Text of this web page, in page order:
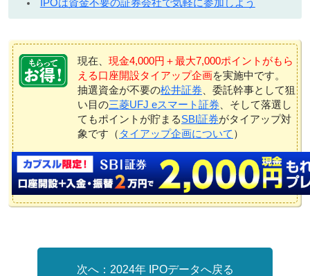
IPOは資金不要の証券会社で気軽に参加しよう
現在、 現金4,000円＋最大7,000ポイントがもら
える口座開設タイアップ企画を実施中です。
抽選資金が不要の松井証券 、委託幹事として狙
い目の三菱UFJ eスマート証券 、そして落選し
てもポイントが貯まるSBI証券がタイアップ対
象です（ タイアップ企画について ）
2024年 IPOデータへ戻る